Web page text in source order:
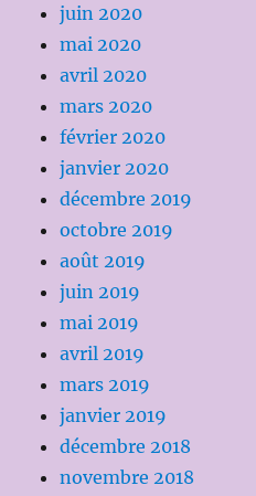
juin 2020
mai 2020
avril 2020
mars 2020
février 2020
janvier 2020
décembre 2019
octobre 2019
août 2019
juin 2019
mai 2019
avril 2019
mars 2019
janvier 2019
décembre 2018
novembre 2018